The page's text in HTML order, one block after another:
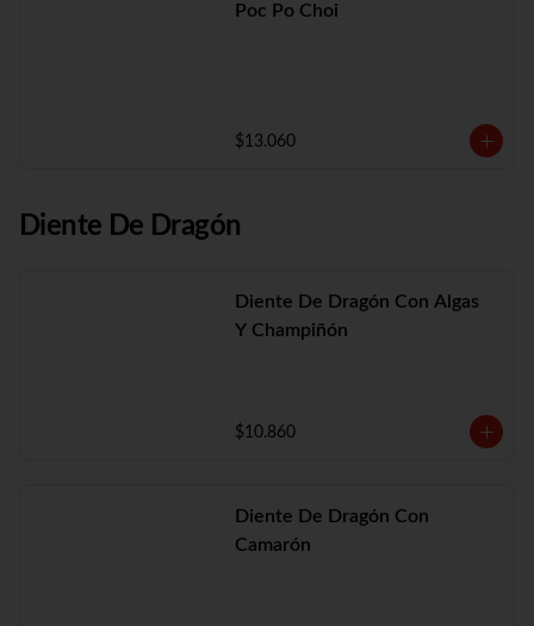
Poc Po Choi
$13.060
Diente De Dragón
Diente De Dragón Con Algas
Y Champiñón
$10.860
Diente De Dragón Con
Camarón